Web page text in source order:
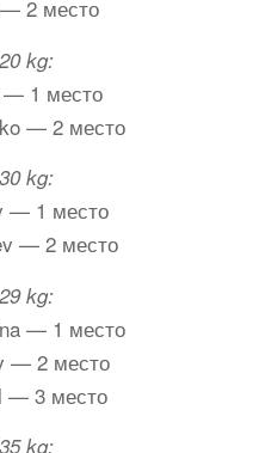
2 место
kg:
— 1 место
— 2 место
kg:
— 1 место
— 2 место
kg:
— 1 место
— 2 место
— 3 место
kg: